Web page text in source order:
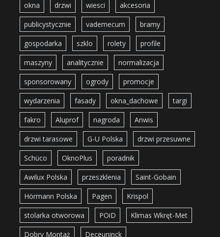
okna drzwi wiesci akcesoria
publicystycznie vademecum bramy
gospodarka szklo rolety profile
maszyny analitycznie normalizacja
sponsorowany ogrody promocje
wydarzenia fasady okna_dachowe targi
fakro Aluprof nagroda Anwis
drzwi tarasowe G-U Polska drzwi przesuwne
Schüco OknoPlus poradnik
Awilux Polska przeszklenia Saint-Gobain
Hörmann Polska Pagen Krispol
stolarka otworowa POiD Klimas Wkręt-Met
Dobry Montaż Deceuninck